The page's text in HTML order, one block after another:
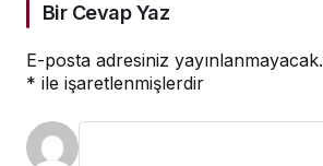
Bir Cevap Yaz
E-posta adresiniz yayınlanmayacak.
* ile işaretlenmişlerdir